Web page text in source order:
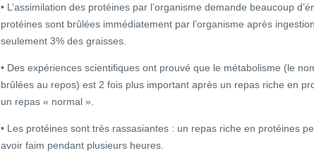
• L’assimilation des protéines par l’organisme demande beaucoup
protéines sont brûlées immédiatement par l’organisme après
seulement 3% des graisses.
• Des expériences scientifiques ont prouvé que le métabolisme (le
brûlées au repos) est 2 fois plus important après un repas riche en
un repas « normal ».
• Les protéines sont très rassasiantes : un repas riche en protéines
avoir faim pendant plusieurs heures.